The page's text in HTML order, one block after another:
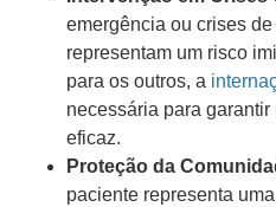
emergência ou crises
representam um risco
para os outros, a
necessária para
eficaz.
Proteção da
paciente representa